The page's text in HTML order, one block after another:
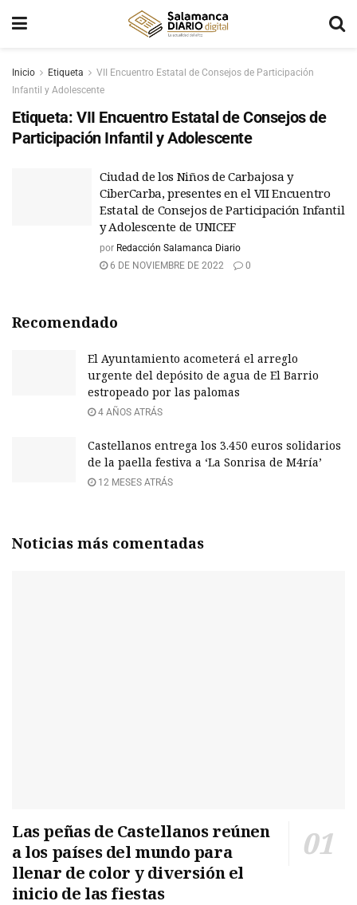
Inicio Etiqueta
VII Encuentro Estatal de Consejos de Participación
Infantil y Adolescente
Etiqueta: VII Encuentro Estatal de Consejos de
Participación Infantil y Adolescente
Ciudad de los Niños de Carbajosa y
CiberCarba, presentes en el VII Encuentro
Estatal de Consejos de Participación Infantil
y Adolescente de UNICEF
por Redacción Salamanca Diario
6 DE NOVIEMBRE DE 2022
0
Recomendado
El Ayuntamiento acometerá el arreglo
urgente del depósito de agua de El Barrio
estropeado por las palomas
4 AÑOS ATRÁS
Castellanos entrega los 3.450 euros solidarios
de la paella festiva a ‘La Sonrisa de M4ría’
12 MESES ATRÁS
Noticias más comentadas
Las peñas de Castellanos reúnen
a los países del mundo para
llenar de color y diversión el
inicio de las fiestas